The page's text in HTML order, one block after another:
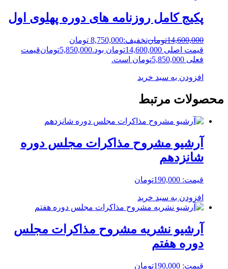
پکیج کامل روزنامه های دوره پهلوی اول
14,600,000تومانتخفیف:8,750,000 تومان
قیمت اصلی 14,600,000تومان بود.
5,850,000تومانقیمت
فعلی 5,850,000تومان است.
افزودن به سبد خرید
محصولات مرتبط
آرشیو مشروح مذاکرات مجلس دوره
شانزدهم
قیمت: 190,000تومان
افزودن به سبد خرید
آرشیو نشریه مشروح مذاکرات مجلس
دوره هفتم
قیمت: 190,000تومان